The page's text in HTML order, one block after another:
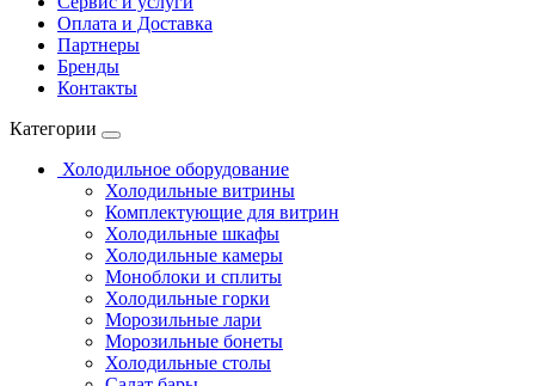
Оплата и Доставка
Партнеры
Бренды
Контакты
Категории
Холодильное оборудование
Холодильные витрины
Комплектующие для витрин
Холодильные шкафы
Холодильные камеры
Моноблоки и сплиты
Холодильные горки
Морозильные лари
Морозильные бонеты
Холодильные столы